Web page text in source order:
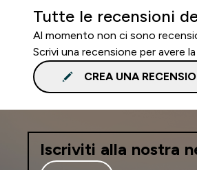
Tutte le recensioni
Al momento non ci sono
Scrivi una recensione per avere
CREA UNA
Iscriviti alla nostra